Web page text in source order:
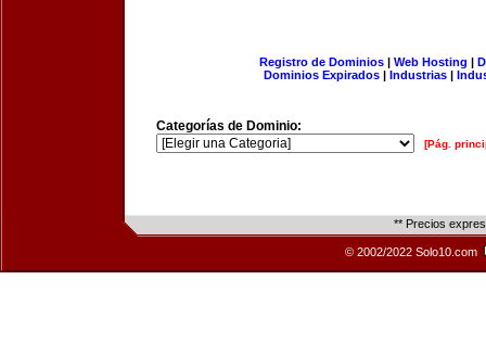
Registro de Dominios| Web Hosting |
Dominios Expirados | Industrias |
Categorías de Dominio:
[Pág.
** Precios
© 2002/2022 Solo10.com